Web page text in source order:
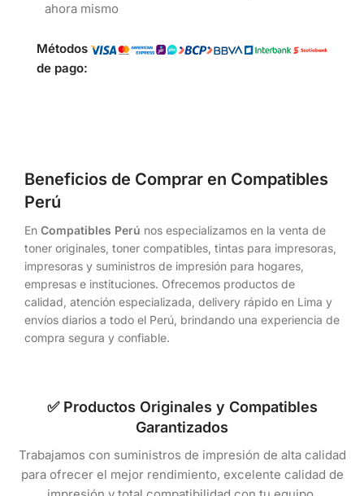
ahora mismo
Métodos
de pago:
Beneficios de Comprar en Compatibles
Perú
En Compatibles Perú nos especializamos en la venta de
toner originales, toner compatibles, tintas para impresoras,
impresoras y suministros de impresión para hogares,
empresas e instituciones. Ofrecemos productos de
calidad, atención especializada, delivery rápido en Lima y
envíos diarios a todo el Perú, brindando una experiencia de
compra segura y confiable.
✅ Productos Originales y Compatibles
Garantizados
Trabajamos con suministros de impresión de alta calidad
para ofrecer el mejor rendimiento, excelente calidad de